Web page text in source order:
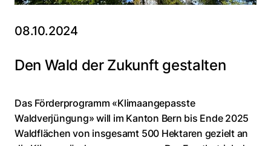
08.10.2024
Den Wald der Zukunft gestalten
Das Förderprogramm «Klimaangepasste
Waldverjüngung» will im Kanton Bern bis Ende 2025
Waldflächen von insgesamt 500 Hektaren gezielt an